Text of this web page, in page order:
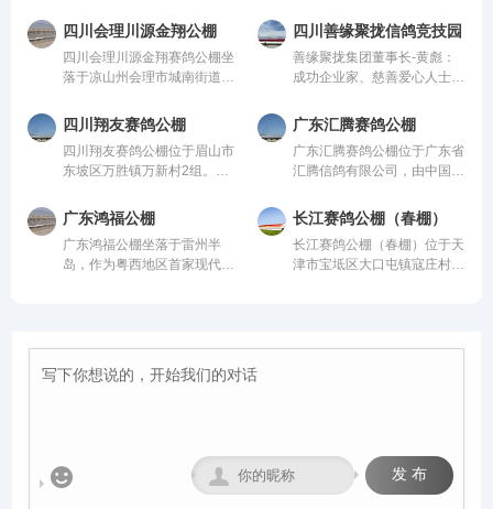
管。该公棚以国际、国内先
进、科学合理的设计方案进行
建设，采用一体化钢架结构，
公棚长200米，宽28米，高15
从配件设施到饲养团队，均达
到业内领先水平，为广大鸽友
创造一个心神向往的赛鸽净
地。
际、国内先进、科学合理的设
计方案进行建设，采用一体化
钢架结构，公棚长200米，宽
28米，高15米，可容纳
到饲养团队，均达到业内领先
水平，为广大鸽友创造一个心
神向往的赛鸽净地。
四川会理川源金翔公棚
四川会理川源金翔赛鸽公棚坐
落于凉山州会理市城南街道五
然氧吧，距城区仅4公里，
108国道直达，交通便捷。公
棚周边无高压线遮挡，视野开
阔、生态优越，是赛鸽饲养、
打造西南地区赛鸽标杆品牌。
四川善缘聚拢信鸽竞技园
善缘聚拢集团董事长-黄彪：
成功企业家、慈善爱心人士、
贫攻坚先进个人”。旗下拥有
新材料能源、 医疗健康、养
生酒业、信鸽竞技为核心板块
的多元化控股企业。始终坚
善”的发展理念。控股多家实
体公司，资金实力雄厚，为广
大鸽友竞翔比赛坐拥强大后
盾！
四川翔友赛鸽公棚
四川翔友赛鸽公棚位于眉山市
东坡区万胜镇万新村2组。气
竞技核心区域。交通便捷通
达，周边无高大建筑与污染
源，空气洁净、地势平缓，得
天独厚的自然环境为赛鸽生
专业公棚。公棚总占地12000
多平方米。公棚一字型排列，
系，覆盖200公里至500公里
不同竞翔距离，满足各类参赛
广东汇腾赛鸽公棚
广东汇腾赛鸽公棚位于广东省
汇腾信鸽有限公司，由中国信
国内先进、科学合理的设计方
案进行建设，采用一体化钢架
结构，公棚长200米，宽28
米，高15米，可容纳20000多
赛鸽净地。
广东鸿福公棚
广东鸿福公棚坐落于雷州半
岛，作为粤西地区首家现代化
米、高18米，主体鸽舍宏大
4.5米，确保干燥通风。我们
致力于以顶级设施与科学管
长江赛鸽公棚（春棚）
长江赛鸽公棚（春棚）位于天
津市宝坻区大口屯镇寇庄村西
 发 布
